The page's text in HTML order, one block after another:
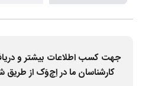
جهت کسب اطلاعات بیشتر و
کارشناسان ما در اِچ‌وَک از طریق